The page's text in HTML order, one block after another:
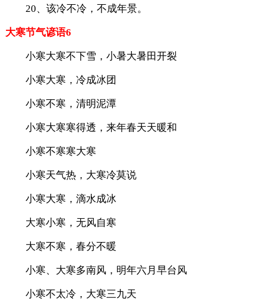
20、该冷不冷，不成年景。
大寒节气谚语6
小寒大寒不下雪，小暑大暑田开裂
小寒大寒，冷成冰团
小寒不寒，清明泥潭
小寒大寒寒得透，来年春天天暖和
小寒不寒寒大寒
小寒天气热，大寒冷莫说
小寒大寒，滴水成冰
大寒小寒，无风自寒
大寒不寒，春分不暖
小寒、大寒多南风，明年六月早台风
小寒不太冷，大寒三九天